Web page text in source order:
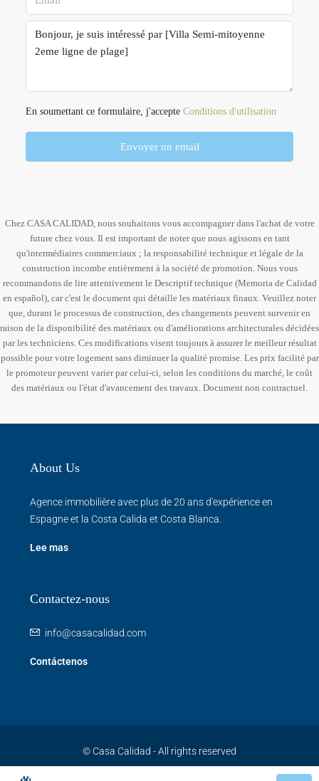
En soumettant ce formulaire, j'accepte Conditions d'utilisation
Envoyer un email
Chez CASA CALIDAD, nous souhaitons vous accompagner dans l'achat de votre
future chez vous. Il est important de noter que nous agissons en tant
qu'intermédiaires commerciaux ; la responsabilité technique et légale de la
construction incombe entièrement à la société de promotion. Nous vous
recommandons de lire attentivement le Descriptif technique (Memoria de Calidad
en español), car c'est le document qui détaille les matériaux finaux. Veuillez noter
que, durant le processus de construction, des changements peuvent survenir en
raison de la disponibilité des matériaux ou d'améliorations architecturales décidées
par les techniciens. Ces modifications visent toujours à assurer le meilleur résultat
possible pour votre logement sans diminuer la qualité promise. Les prix facilité par
le promoteur peuvent varier par celui-ci, selon les conditions du marché, le coût
des matériaux ou l'état d'avancement des travaux. Document non contractuel.
About Us
Agence immobilière avec plus de 20 ans d'expérience en
Espagne et la Costa Calida et Costa Blanca.
Lee mas
Contactez-nous
info@casacalidad.com
Contáctenos
© Casa Calidad - All rights reserved